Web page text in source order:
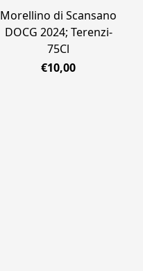
Morellino di Scansano
DOCG 2024; Terenzi-
75Cl
€10,00